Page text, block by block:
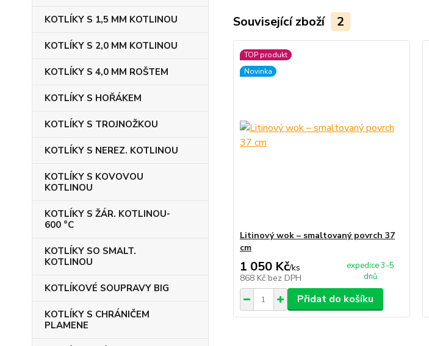
KOTLÍKY S 1,5 MM KOTLINOU
KOTLÍKY S 2,0 MM KOTLINOU
KOTLÍKY S 4,0 MM ROŠTEM
KOTLÍKY S HOŘÁKEM
KOTLÍKY S TROJNOŽKOU
KOTLÍKY S NEREZ. KOTLINOU
KOTLÍKY S KOVOVOU
KOTLINOU
KOTLÍKY S ŽÁR. KOTLINOU-
600 °C
KOTLÍKY SO SMALT.
KOTLINOU
KOTLÍKOVÉ SOUPRAVY BIG
KOTLÍKY S CHRÁNIČEM
PLAMENE
Související zboží 2
TOP produkt
Novinka
Litinový wok – smaltovaný povrch 37
cm
1 050 Kč/ks
868 Kč bez DPH
expedice 3-5
dnů
Přidat do košíku